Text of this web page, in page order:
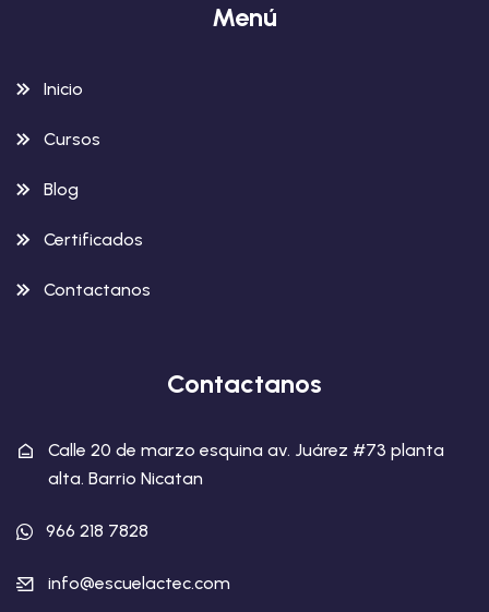
Menú
Inicio
Cursos
Blog
Certificados
Contactanos
Contactanos
Calle 20 de marzo esquina av. Juárez #73 planta
alta. Barrio Nicatan
966 218 7828
info@escuelactec.com